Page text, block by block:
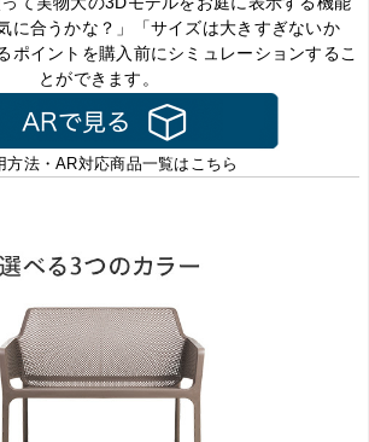
に合うかな？」「サイズは大きすぎないか
ポイントを購入前にシミュレーションするこ
とができます。
方法・AR対応商品一覧はこちら